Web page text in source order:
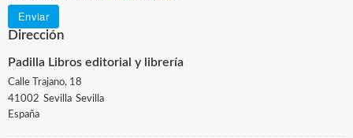
Dirección
Padilla Libros editorial y librería
Calle Trajano, 18
41002 Sevilla Sevilla
España